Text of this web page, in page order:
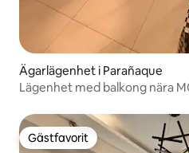
Ägarlägenhet i Parañaque
Lägenhet med balkong nära
Gästfavorit
Gästfavorit